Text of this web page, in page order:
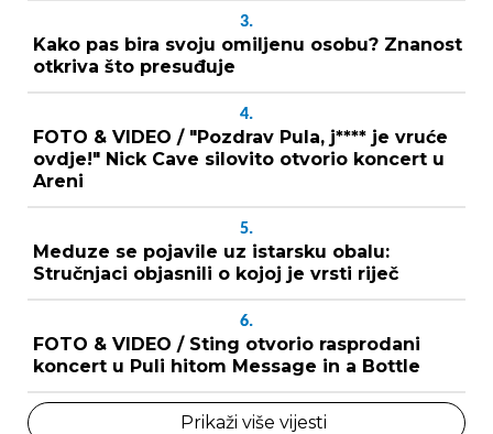
3.
Kako pas bira svoju omiljenu osobu? Znanost
otkriva što presuđuje
4.
FOTO & VIDEO / "Pozdrav Pula, j**** je vruće
ovdje!" Nick Cave silovito otvorio koncert u
Areni
5.
Meduze se pojavile uz istarsku obalu:
Stručnjaci objasnili o kojoj je vrsti riječ
6.
FOTO & VIDEO / Sting otvorio rasprodani
koncert u Puli hitom Message in a Bottle
Prikaži više vijesti